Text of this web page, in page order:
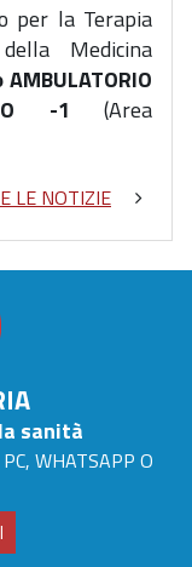
per la Terapia
Medicina
-1 (Area
LE NOTIZIE
sanità
WHATSAPP O